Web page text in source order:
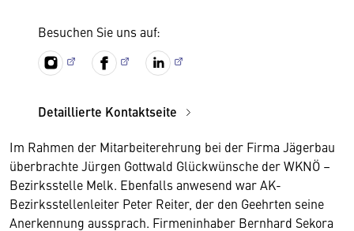
Besuchen Sie uns auf:
Detaillierte Kontaktseite
Im Rahmen der Mitarbeiterehrung bei der Firma Jägerbau
überbrachte Jürgen Gottwald Glückwünsche der WKNÖ –
Bezirksstelle Melk. Ebenfalls anwesend war AK-
Bezirksstellenleiter Peter Reiter, der den Geehrten seine
Anerkennung aussprach. Firmeninhaber Bernhard Sekora